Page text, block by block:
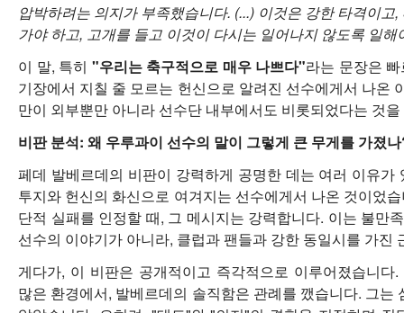
압박하려는 의지가 부족했습니다. (...) 이것은 강한 타격이
가야 하고, 고개를 들고 이것이 다시는 일어나지 않도록 일해
이 말, 특히 "우리는 축구적으로 매우 나쁘다"라는 문장은
기장에서 지칠 줄 모르는 헌신으로 알려진 선수에게서 나온
만이 외부뿐만 아니라 선수단 내부에서도 비롯되었다는 것
비판 분석: 왜 우루과이 선수의 말이 그렇게 큰 무게를 가졌
페데 발베르데의 비판이 강력하게 공명한 데는 여러 이유가
투지와 헌신의 화신으로 여겨지는 선수에게서 나온 것이었
단적 실패를 인정할 때, 그 메시지는 강력합니다. 이는 불만
선수의 이야기가 아니라, 클럽과 팬들과 강한 동일시를 가진
게다가, 이 비판은 공개적이고 즉각적으로 이루어졌습니
많은 환경에서, 발베르데의 솔직함은 관례를 깼습니다. 그는